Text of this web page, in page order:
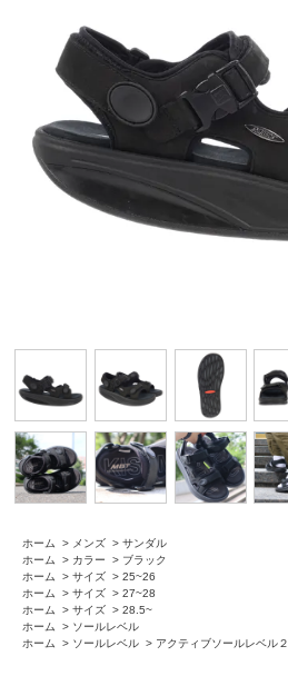
ホーム > メンズ > サンダル
ホーム
> カラー > ブラック
ホーム
> サイズ > 25~26
ホーム
> サイズ > 27~28
ホーム
> サイズ > 28.5~
ホーム
> ソールレベル
ホーム
> ソールレベル > アクティブソールレベル２